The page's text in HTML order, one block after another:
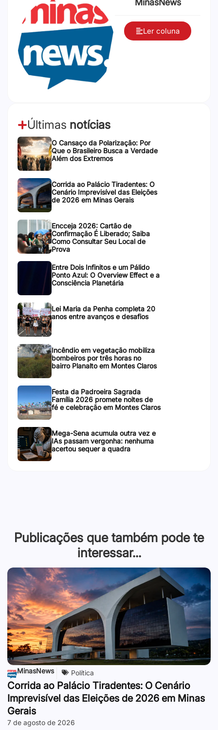
MinasNews
Ler coluna
Últimas notícias
O Cansaço da Polarização: Por
Que o Brasileiro Busca a Verdade
Além dos Extremos
Corrida ao Palácio Tiradentes: O
Cenário Imprevisível das Eleições
de 2026 em Minas Gerais
Encceja 2026: Cartão de
Confirmação É Liberado; Saiba
Como Consultar Seu Local de
Prova
Entre Dois Infinitos e um Pálido
Ponto Azul: O Overview Effect e a
Consciência Planetária
Lei Maria da Penha completa 20
anos entre avanços e desafios
Incêndio em vegetação mobiliza
bombeiros por três horas no
bairro Planalto em Montes Claros
Festa da Padroeira Sagrada
Família 2026 promete noites de
fé e celebração em Montes Claros
Mega-Sena acumula outra vez e
IAs passam vergonha: nenhuma
acertou sequer a quadra
Publicações que também pode te
interessar...
MinasNews Política
Corrida ao Palácio Tiradentes: O Cenário
Imprevisível das Eleições de 2026 em Minas
Gerais
7 de agosto de 2026